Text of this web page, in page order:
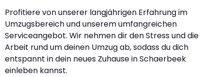
Profitiere von unserer langjährigen Erfahrung im
Umzugsbereich und unserem umfangreichen
Serviceangebot. Wir nehmen dir den Stress und die
Arbeit rund um deinen Umzug ab, sodass du dich
entspannt in dein neues Zuhause in Schaerbeek
einleben kannst.